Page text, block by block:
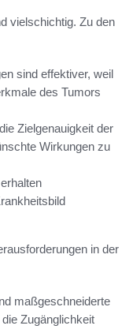
vielschichtig. Zu den
sind effektiver, weil
des Tumors
Zielgenauigkeit der
Wirkungen zu
in der
maßgeschneiderte
Zugänglichkeit